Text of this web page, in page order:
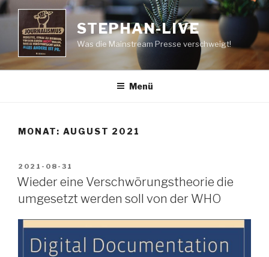
Zum
Inhalt
springen
STEPHAN-LIVE
Was die Mainstream Presse verschweigt!
Menü
MONAT: AUGUST 2021
VERÖFFENTLICHT
AM
2021-08-31
Wieder eine Verschwörungstheorie die
umgesetzt werden soll von der WHO